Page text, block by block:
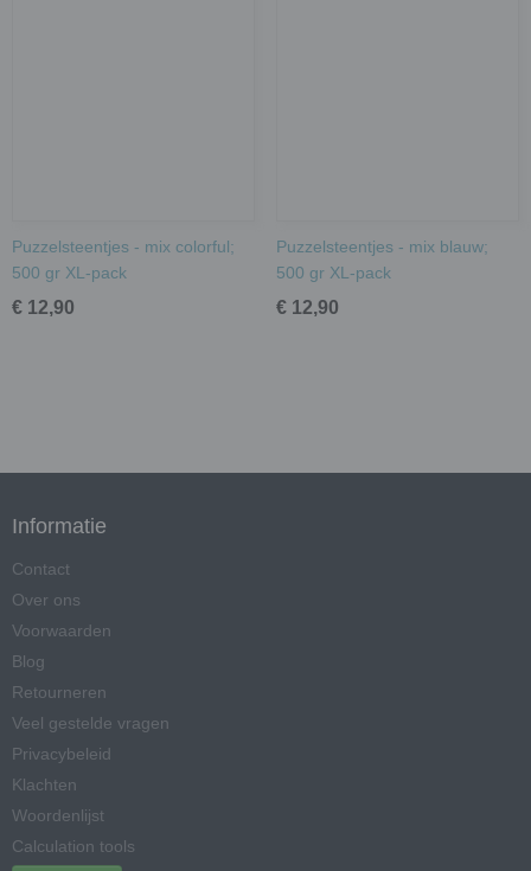
Puzzelsteentjes - mix colorful;
500 gr XL-pack
€ 12,90
Puzzelsteentjes - mix blauw;
500 gr XL-pack
€ 12,90
Informatie
Contact
Over ons
Voorwaarden
Blog
Retourneren
Veel gestelde vragen
Privacybeleid
Klachten
Woordenlijst
Calculation tools